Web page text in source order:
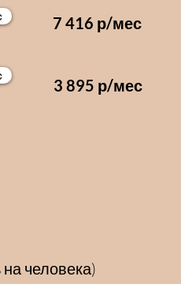
7 416 р/мес
3 895 р/мес
человека)